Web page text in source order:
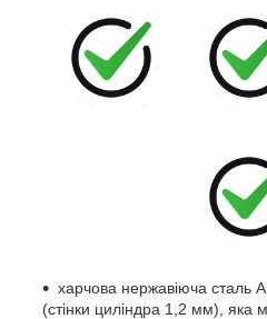
харчова нержавіюча сталь
(стінки циліндра 1,2 мм), яка